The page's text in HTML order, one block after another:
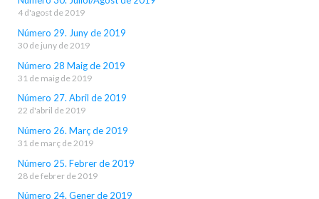
4 d'agost de 2019
Número 29. Juny de 2019
30 de juny de 2019
Número 28 Maig de 2019
31 de maig de 2019
Número 27. Abril de 2019
22 d'abril de 2019
Número 26. Març de 2019
31 de març de 2019
Número 25. Febrer de 2019
28 de febrer de 2019
Número 24. Gener de 2019